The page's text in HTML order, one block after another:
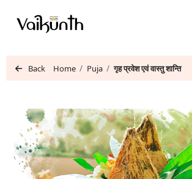
Back Home Puja गृह प्रवेश एवं वास्तु शान्ति